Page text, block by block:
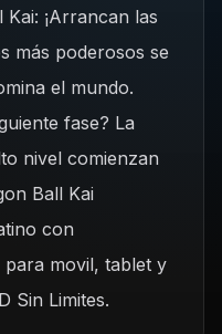
¡Arrancan las
más poderosos se
el mundo.
fase? La
nivel comienzan
Ball Kai
con
movil, tablet y
Sin Limites.